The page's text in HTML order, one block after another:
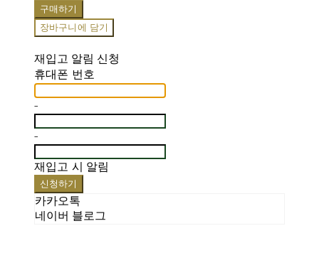
구매하기
장바구니에 담기
재입고 알림 신청
휴대폰 번호
-
-
재입고 시 알림
신청하기
카카오톡
네이버 블로그